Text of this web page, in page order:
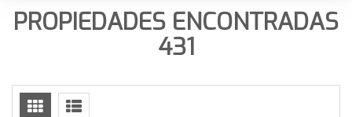
PROPIEDADES ENCONTRADAS
431